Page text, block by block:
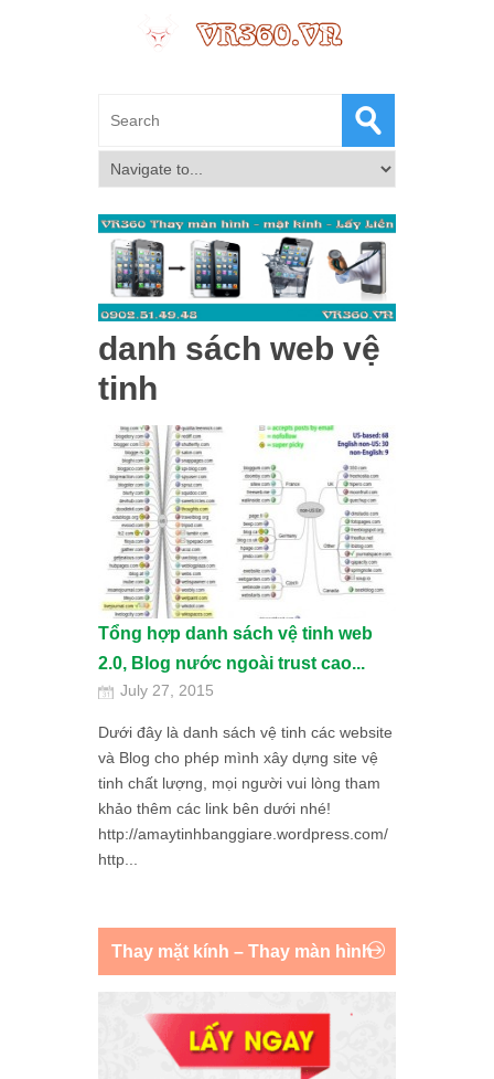
danh sách web vệ
tinh
Tổng hợp danh sách vệ tinh web
2.0, Blog nước ngoài trust cao...
July 27, 2015
Dưới đây là danh sách vệ tinh các website
và Blog cho phép mình xây dựng site vệ
tinh chất lượng, mọi người vui lòng tham
khảo thêm các link bên dưới nhé!
http://amaytinhbanggiare.wordpress.com/
http...
Thay mặt kính – Thay màn hình